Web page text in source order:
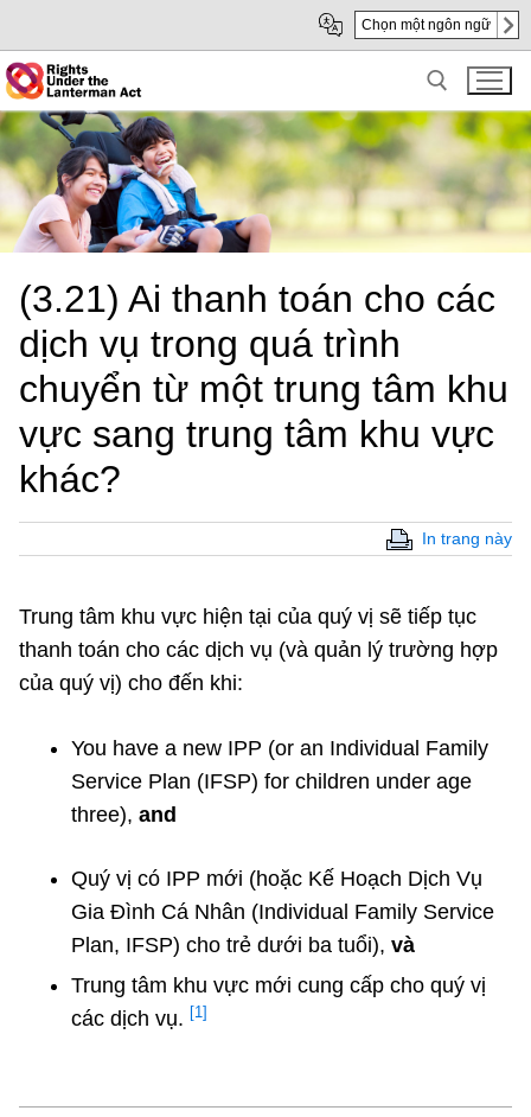
Main
Content
sub
navigation
Chọn một ngôn ngữ
Search for:
(3.21) Ai thanh toán cho các
dịch vụ trong quá trình
chuyển từ một trung tâm khu
vực sang trung tâm khu vực
khác?
In trang này
Trung tâm khu vực hiện tại của quý vị sẽ tiếp tục
thanh toán cho các dịch vụ (và quản lý trường hợp
của quý vị) cho đến khi:
You have a new IPP (or an Individual Family
Service Plan (IFSP) for children under age
three), and
Quý vị có IPP mới (hoặc Kế Hoạch Dịch Vụ
Gia Đình Cá Nhân (Individual Family Service
Plan, IFSP) cho trẻ dưới ba tuổi), và
Trung tâm khu vực mới cung cấp cho quý vị
các dịch vụ. [1]